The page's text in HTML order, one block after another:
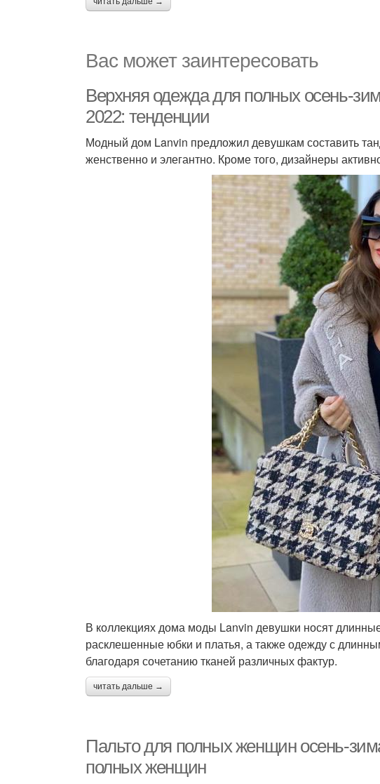
Вас может заинтересовать
Верхняя одежда для полных осень-
2022: тенденции
Модный дом Lanvin предложил девушкам составить
женственно и элегантно. Кроме того, дизайнеры
В коллекциях дома моды Lanvin девушки носят
расклешенные юбки и платья, а также одежду с
благодаря сочетанию тканей различных фактур.
читать дальше →
Пальто для полных женщин осень-
полных женщин